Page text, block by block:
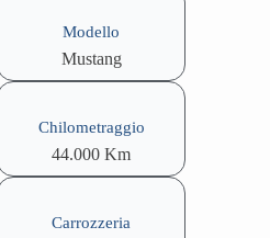
Modello
Mustang
Chilometraggio
44.000 Km
Carrozzeria